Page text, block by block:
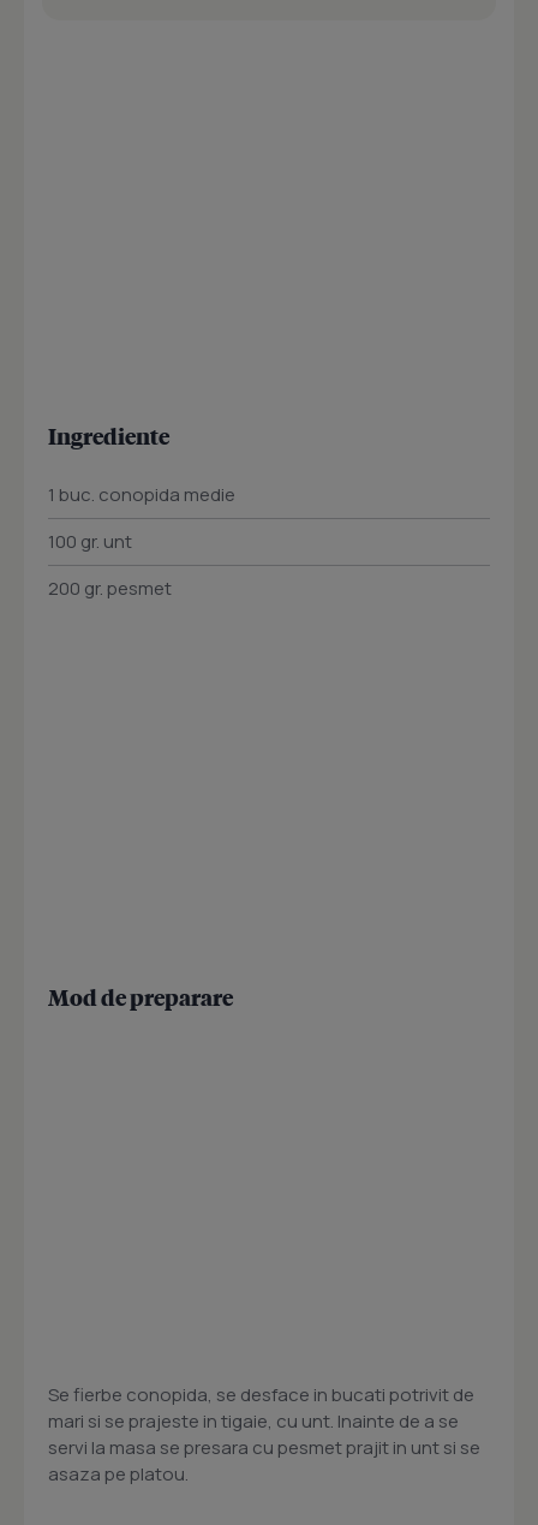
Ingrediente
1 buc. conopida medie
100 gr. unt
200 gr. pesmet
Mod de preparare
Se fierbe conopida, se desface in bucati potrivit de
mari si se prajeste in tigaie, cu unt. Inainte de a se
servi la masa se presara cu pesmet prajit in unt si se
asaza pe platou.